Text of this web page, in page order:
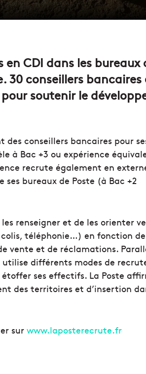
CDI dans les bureaux
30 conseillers bancaires
soutenir le
conseillers bancaires pour
à Bac +3 ou expérience
recrute également en
bureaux de Poste (à Bac +2
renseigner et de les orienter
téléphonie…) en fonction
vente et de réclamations.
différents modes de
ses effectifs. La Poste
des territoires et d’insertion
sur www.laposterecrute.fr